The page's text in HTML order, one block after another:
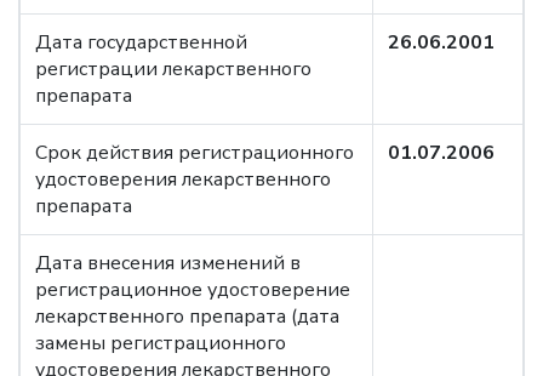
Дата государственной
регистрации лекарственного
препарата
26.06.2001
Срок действия регистрационного
удостоверения лекарственного
препарата
01.07.2006
Дата внесения изменений в
регистрационное удостоверение
лекарственного препарата (дата
замены регистрационного
удостоверения лекарственного